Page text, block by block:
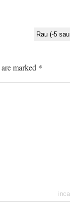
marked *
inca